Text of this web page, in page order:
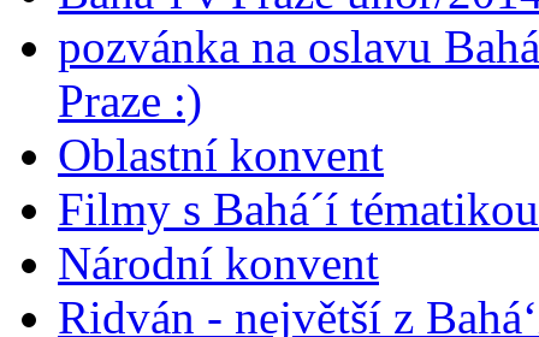
pozvánka na oslavu
Praze :)
Oblastní konvent
Filmy s Bahá´í
Národní konvent
Ridván - největší z